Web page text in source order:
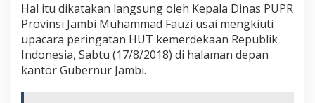
i
J
a
m
b
i
Hal itu dikatakan langsung oleh Kepala Dinas PUPR
Provinsi Jambi Muhammad Fauzi usai mengkiuti
upacara peringatan HUT kemerdekaan Republik
Indonesia, Sabtu (17/8/2018) di halaman depan
kantor Gubernur Jambi.